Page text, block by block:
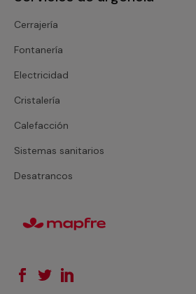
Cerrajería
Fontanería
Electricidad
Cristalería
Calefacción
Sistemas sanitarios
Desatrancos